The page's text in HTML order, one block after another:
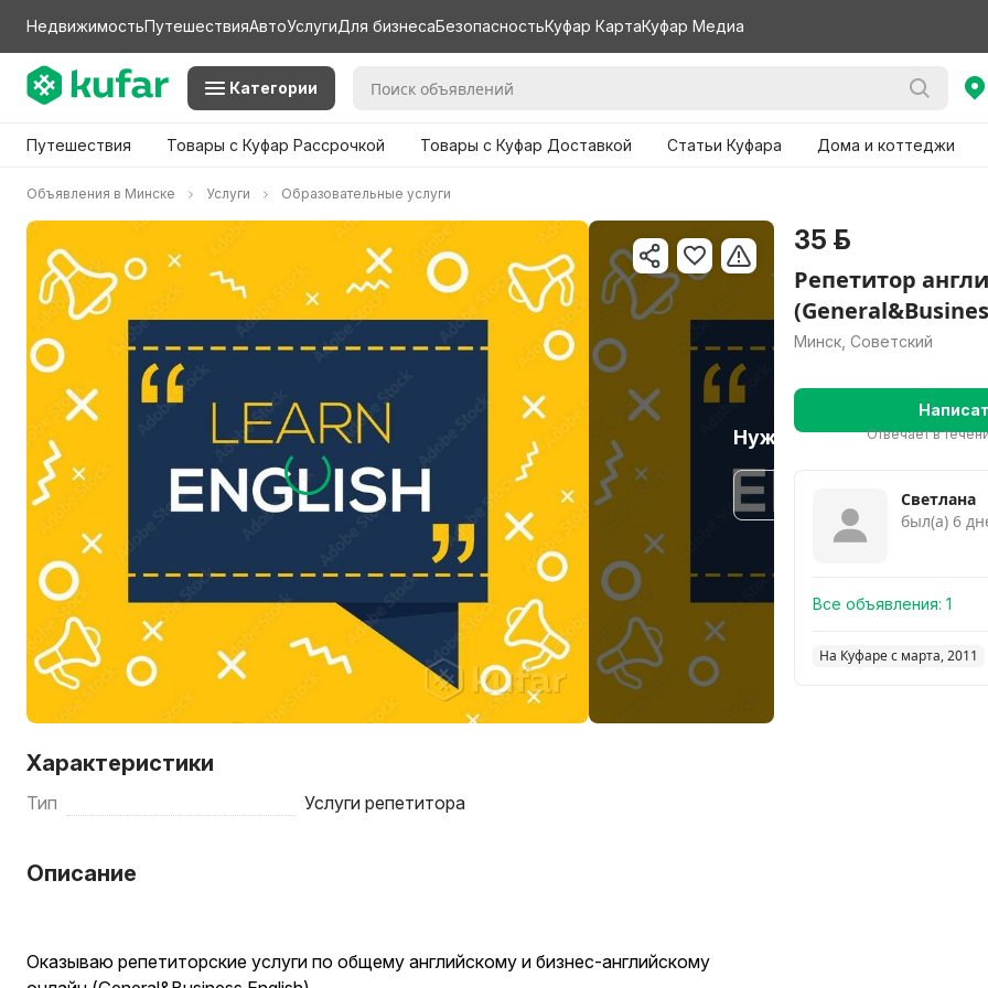
НедвижимостьПутешествияАвтоУслугиДля бизнесаБезопасностьКуфар КартаКуфар Медиа
Категории
Путешествия Товары с Куфар Рассрочкой Товары с Куфар Доставкой Статьи Куфара Дома и коттеджи
Объявления в Минске Услуги Образовательные услуги
Нужно больше
Смотреть похожие
Характеристики
Тип Услуги репетитора
Описание
Оказываю репетиторские услуги по общему английскому и бизнес-английскому
35 р.
Репетитор
Минск, Советский
Отвечает в
Светлана
был(а) 6
Все объявления: 1
На Куфаре с марта, 2011